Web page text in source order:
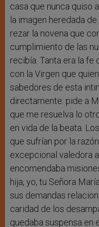
casa que nunca quiso
la imagen heredada
rezar la novena que
cumplimiento de las
recibía. Tanta era la fe
con la Virgen que
sabedores de esta
directamente: pide a
que me resuelva lo
en vida de la beata.
que sufrían por la
excepcional valedora
encomendaba
hija, yo, tu Señora
sus demandas
caridad de los
quedaba suspensa en